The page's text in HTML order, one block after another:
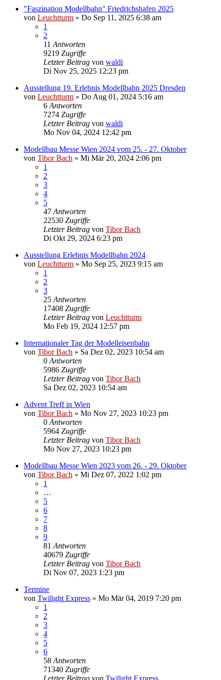
"Faszination Modellbahn" Friedrichshafen 2025
von Leuchtturm » Do Sep 11, 2025 6:38 am
1
2
11 Antworten
9219 Zugriffe
Letzter Beitrag von waldi
Di Nov 25, 2025 12:23 pm
Ausstellung 19. Erlebnis Modellbahn 2025 Dresden
von Leuchtturm » Do Aug 01, 2024 5:16 am
6 Antworten
7274 Zugriffe
Letzter Beitrag von waldi
Mo Nov 04, 2024 12:42 pm
Modellbau Messe Wien 2024 vom 25. - 27. Oktober
von Tibor Bach » Mi Mär 20, 2024 2:06 pm
1
2
3
4
5
47 Antworten
22530 Zugriffe
Letzter Beitrag von Tibor Bach
Di Okt 29, 2024 6:23 pm
Ausstellung Erlebnis Modellbahn 2024
von Leuchtturm » Mo Sep 25, 2023 9:15 am
1
2
3
25 Antworten
17408 Zugriffe
Letzter Beitrag von Leuchtturm
Mo Feb 19, 2024 12:57 pm
Internationaler Tag der Modelleisenbahn
von Tibor Bach » Sa Dez 02, 2023 10:54 am
0 Antworten
5986 Zugriffe
Letzter Beitrag von Tibor Bach
Sa Dez 02, 2023 10:54 am
Advent Treff in Wien
von Tibor Bach » Mo Nov 27, 2023 10:23 pm
0 Antworten
5964 Zugriffe
Letzter Beitrag von Tibor Bach
Mo Nov 27, 2023 10:23 pm
Modellbau Messe Wien 2023 vom 26. - 29. Oktober
von Tibor Bach » Mi Dez 07, 2022 1:02 pm
1
…
5
6
7
8
9
81 Antworten
40679 Zugriffe
Letzter Beitrag von Tibor Bach
Di Nov 07, 2023 1:23 pm
Termine
von Twilight Express » Mo Mär 04, 2019 7:20 pm
1
2
3
4
5
6
58 Antworten
71340 Zugriffe
Letzter Beitrag von Twilight Express